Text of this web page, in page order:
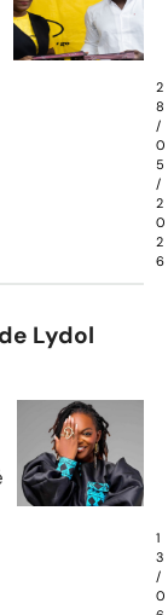
2
8
/
0
5
/
2
0
2
6
Lydol
1
3
/
0